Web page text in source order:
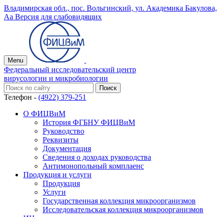
Владимирская обл., пос. Вольгинский, ул. Академика Бакулова,
Аа Версия для слабовидящих
Menu
Федеральный исследовательский центр
вирусологии и микробиологии
Телефон - (4922) 379-251
О ФИЦВиМ
История ФГБНУ ФИЦВиМ
Руководство
Реквизиты
Документация
Сведения о доходах руководства
Антимонопольный комплаенс
Продукция и услуги
Продукция
Услуги
Государственная коллекция микроорганизмов
Исследовательская коллекция микроорганизмов